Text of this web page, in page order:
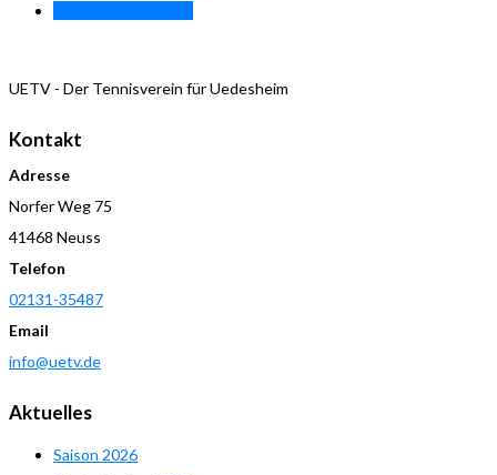
UETV - Der Tennisverein für Uedesheim
Kontakt
Adresse
Norfer Weg 75
41468 Neuss
Telefon
02131-35487
Email
info@uetv.de
Aktuelles
Saison 2026